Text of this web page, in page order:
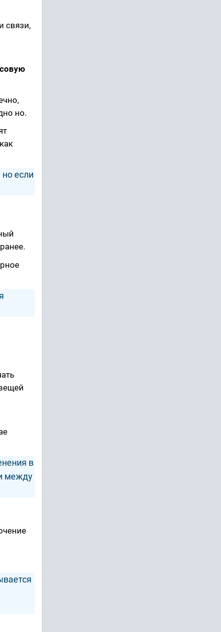
связи,
но.
если
в
между